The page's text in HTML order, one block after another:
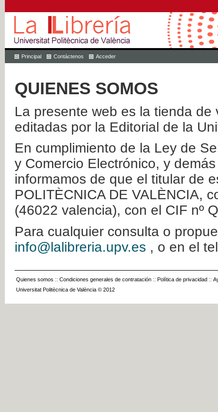
Principal Contáctenos Acceder
QUIENES SOMOS
La presente web es la tienda
editadas por la Editorial de la
En cumplimiento de la Ley de
y Comercio Electrónico, y
informamos de que el titular de
POLITÈCNICA DE VALÈNCIA,
(46022 valencia), con el CIF nº
Para cualquier consulta o
info@lalibreria.upv.es , o en el
Quienes somos :: Condiciones generales de contratación :: Política de privacidad ::
Universitat Politècnica de València © 2012